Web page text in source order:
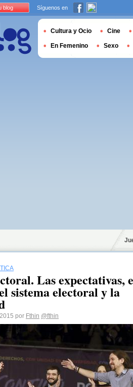
Las expectativas,
sistema electoral y la
por Fthin @fthin
blog Síguenos en
Cultura y Ocio Cine
En Femenino Sexo